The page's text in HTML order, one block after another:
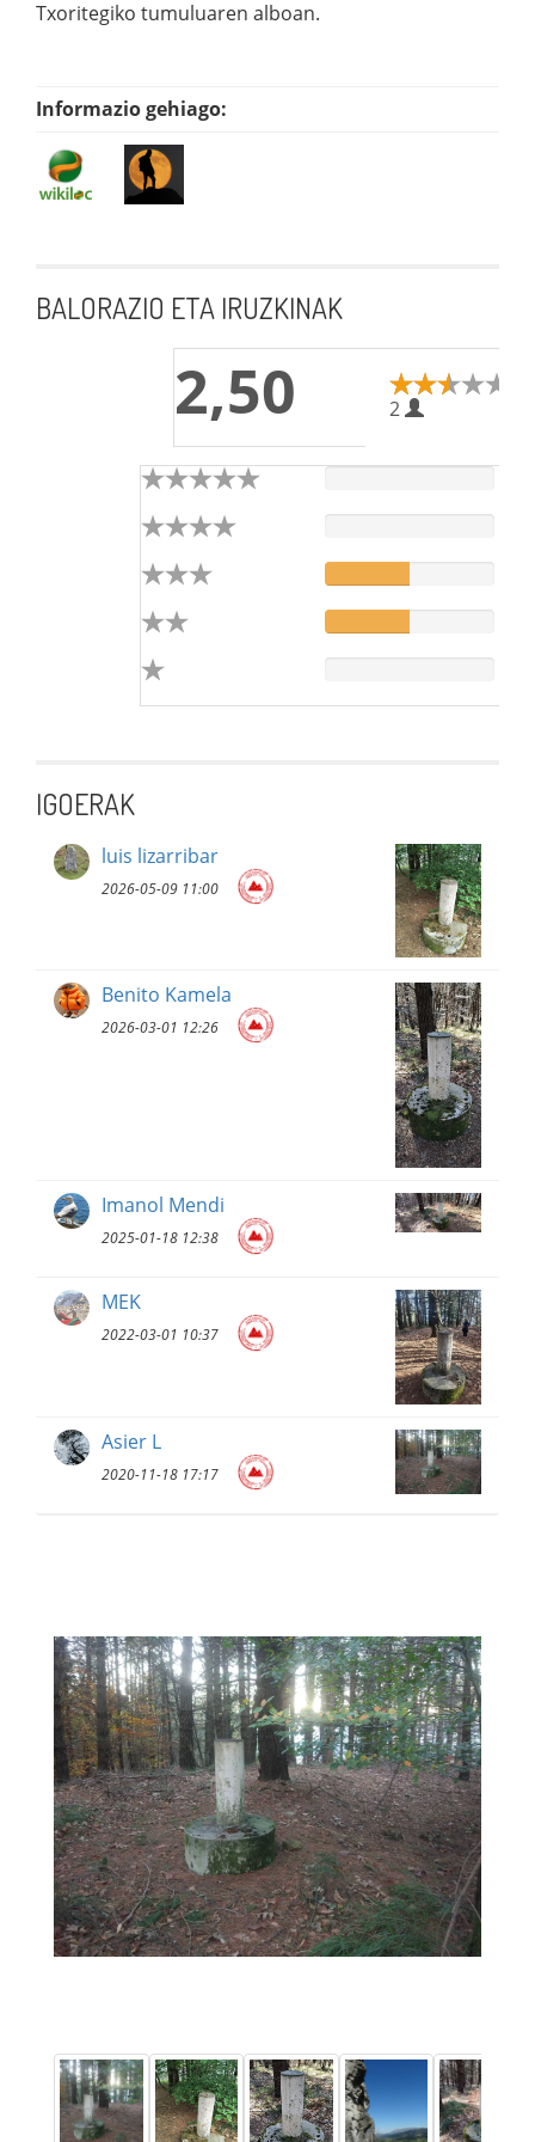
Txoritegiko tumuluaren alboan.
Informazio gehiago:
BALORAZIO ETA IRUZKINAK
2,50 2
IGOERAK
luis lizarribar
2026-05-09 11:00
Benito Kamela
2026-03-01 12:26
Imanol Mendi
2025-01-18 12:38
MEK
2022-03-01 10:37
Asier L
2020-11-18 17:17